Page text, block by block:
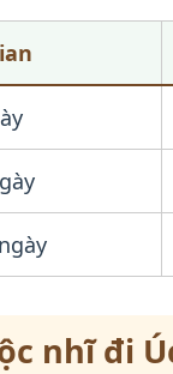
nhĩ đi